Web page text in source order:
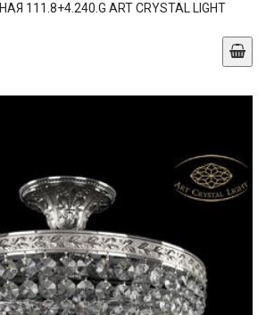
111.8+4.240.G ART CRYSTAL LIGHT